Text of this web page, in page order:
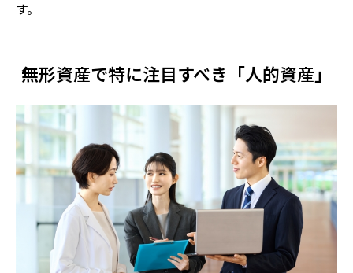
す。
無形資産で特に注目すべき「人的資産」